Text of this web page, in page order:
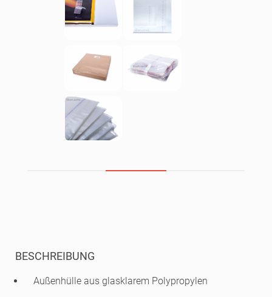
BESCHREIBUNG
Außenhülle aus glasklarem Polypropylen